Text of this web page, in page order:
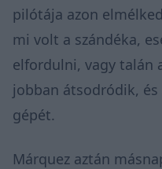
pilótája azon
mi volt a szándéka,
elfordulni, vagy talán
jobban átsodródik,
gépét.
Márquez aztán